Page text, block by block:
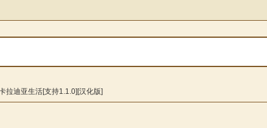
拉迪亚生活[支持1.1.0][汉化版]